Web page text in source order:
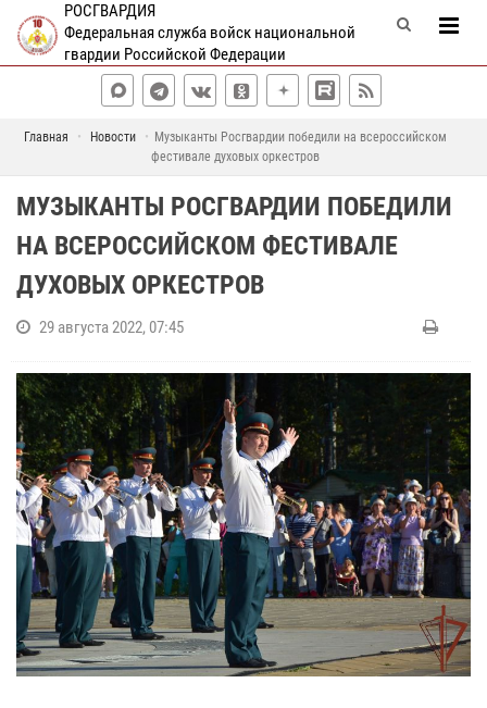
РОСГВАРДИЯ
Федеральная служба войск национальной
гвардии Российской Федерации
Главная Новости
Музыканты Росгвардии победили на всероссийском
фестивале духовых оркестров
МУЗЫКАНТЫ РОСГВАРДИИ ПОБЕДИЛИ
НА ВСЕРОССИЙСКОМ ФЕСТИВАЛЕ
ДУХОВЫХ ОРКЕСТРОВ
29 августа 2022, 07:45